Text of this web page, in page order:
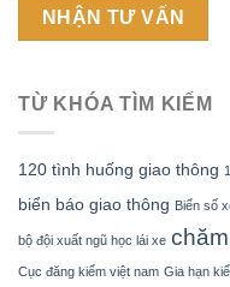
TỪ KHÓA TÌM KIẾM
120 tình huống giao thông
biển báo giao thông Biển số
bộ đội xuất ngũ học lái xe
Cục đăng kiểm việt nam Gia hạn